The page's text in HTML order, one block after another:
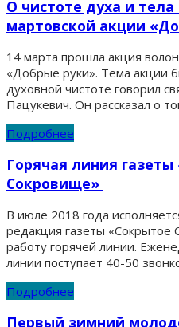
О чистоте духа и тела
мартовской акции
14 марта прошла акция
«Добрые руки». Тема акции
духовной чистоте говорил
Пацукевич. Он рассказал о
Подробнее
Горячая линия
Сокровище»
В июле 2018 года
редакция газеты «Сокрытое
работу горячей линии.
линии поступает 40-50
Подробнее
Первый зимний